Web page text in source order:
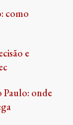
como
e
Paulo: onde